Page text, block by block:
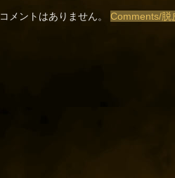
コメントはありません。 Comments/脱